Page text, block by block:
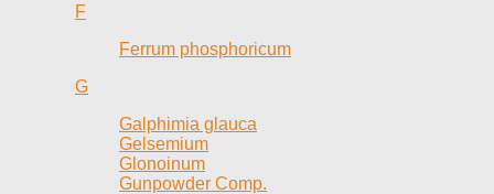
F
Ferrum phosphoricum
G
Galphimia glauca
Gelsemium
Glonoinum
Gunpowder Comp.